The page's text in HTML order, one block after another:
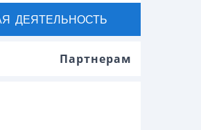
ДЕЯТЕЛЬНОСТЬ
Партнерам